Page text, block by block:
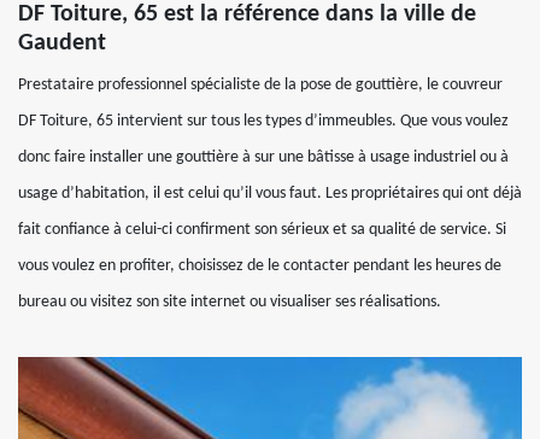
DF Toiture, 65 est la référence dans la ville de
Gaudent
Prestataire professionnel spécialiste de la pose de gouttière, le couvreur
DF Toiture, 65 intervient sur tous les types d’immeubles. Que vous voulez
donc faire installer une gouttière à sur une bâtisse à usage industriel ou à
usage d’habitation, il est celui qu’il vous faut. Les propriétaires qui ont déjà
fait confiance à celui-ci confirment son sérieux et sa qualité de service. Si
vous voulez en profiter, choisissez de le contacter pendant les heures de
bureau ou visitez son site internet ou visualiser ses réalisations.